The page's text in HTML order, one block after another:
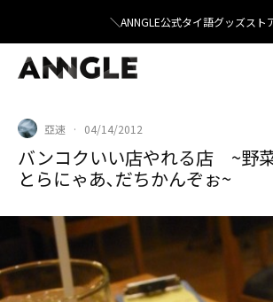
＼ANNGLE公式タイ語グッズスト
亞速 · 04/14/2012
バンコクいい店やれる店 ~野
とらにゃあ､だちかんぞぉ~